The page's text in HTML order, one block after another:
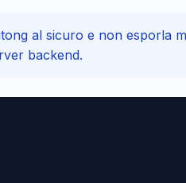
al sicuro e non esporla
backend.